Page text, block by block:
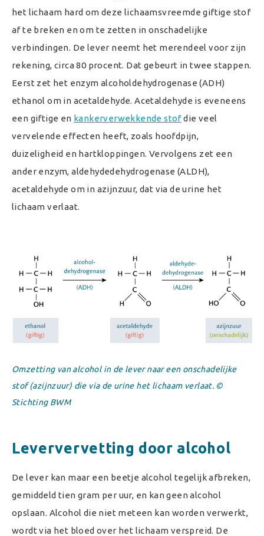
het lichaam hard om deze lichaamsvreemde giftige stof
af te breken en om te zetten in onschadelijke
verbindingen. De lever neemt het merendeel voor zijn
rekening, circa 80 procent. Dat gebeurt in twee stappen.
Eerst zet het enzym alcoholdehydrogenase (ADH)
ethanol om in acetaldehyde. Acetaldehyde is eveneens
een giftige en kankerverwekkende stofdie veel
vervelende effecten heeft, zoals hoofdpijn,
duizeligheid en hartkloppingen. Vervolgens zet een
ander enzym, aldehydedehydrogenase (ALDH),
acetaldehyde om in azijnzuur, dat via de urine het
lichaam verlaat.
Omzetting van alcohol in de lever naar een onschadelijke
stof (azijnzuur) die via de urine het lichaam verlaat. ©
Stichting BWM
Leververvetting door alcohol
De lever kan maar een beetje alcohol tegelijk afbreken,
gemiddeld tien gram per uur, en kan geen alcohol
opslaan. Alcohol die niet meteen kan worden verwerkt,
wordt via het bloed over het lichaam verspreid. De